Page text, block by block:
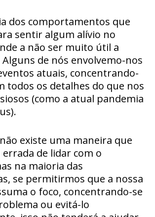
dos comportamentos que
sentir algum alívio no
a não ser muito útil a
de nós envolvemo-nos
atuais, concentrando-
todos os detalhes do que nos
(como a atual pandemia
existe uma maneira que
de lidar com o
na maioria das
se permitirmos que a nossa
o foco, concentrando-se
ou evitá-lo